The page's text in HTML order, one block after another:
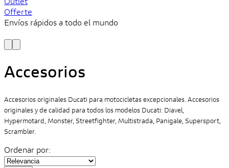
Offerte
Envíos rápidos a todo el mundo
Accesorios
Accesorios originales Ducati para motocicletas excepcionales. Accesorios
originales y de calidad para todos los modelos Ducati: Diavel,
Hypermotard, Monster, Streetfighter, Multistrada, Panigale, Supersport,
Scrambler.
Ordenar por: